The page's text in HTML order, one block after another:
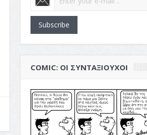
Subscribe
COMIC: ΟΙ ΣΥΝΤΑΞΙΟΎΧΟΙ